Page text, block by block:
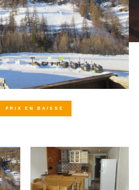
PRIX EN BAISSE